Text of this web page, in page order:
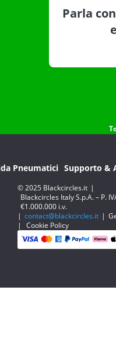
Parla
Pneumatici Supporto &
© 2025 Blackcircles.it |
Blackcircles Italy S.p.A. – P.
€1.000.000 i.v.
| contact@blackcircles.it |
|
Cookie Policy